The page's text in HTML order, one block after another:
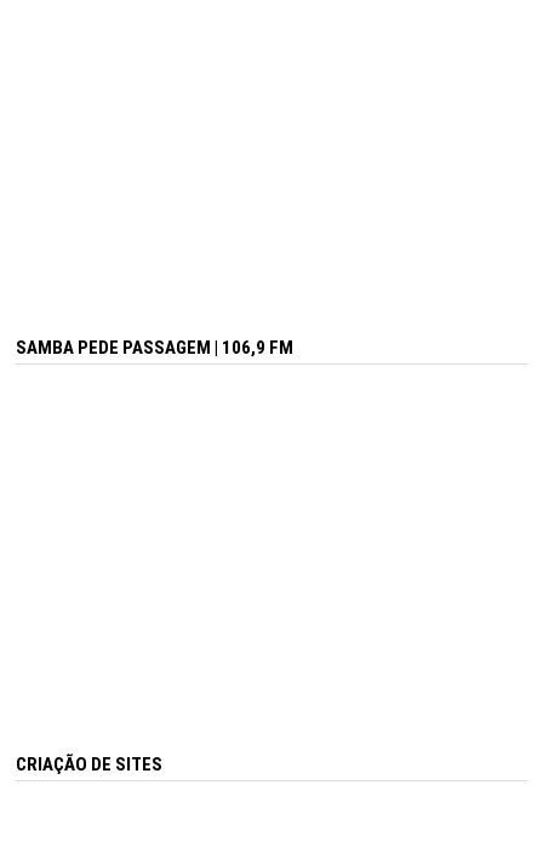
SAMBA PEDE PASSAGEM | 106,9 FM
CRIAÇÃO DE SITES